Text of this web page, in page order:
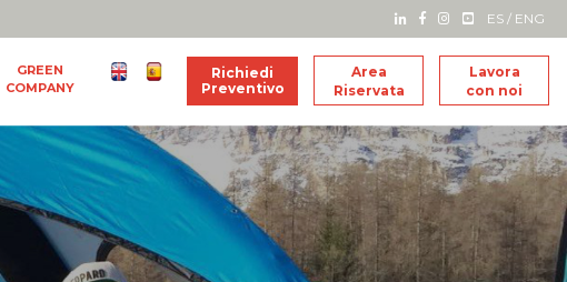
ES / ENG
GREEN
COMPANY
Richiedi
Preventivo
Area
Riservata
Lavora
con noi